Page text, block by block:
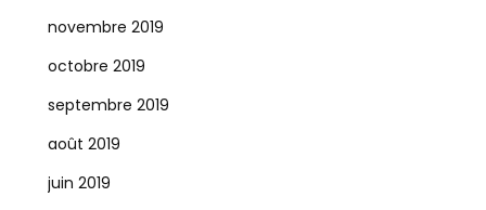
novembre 2019
octobre 2019
septembre 2019
août 2019
juin 2019